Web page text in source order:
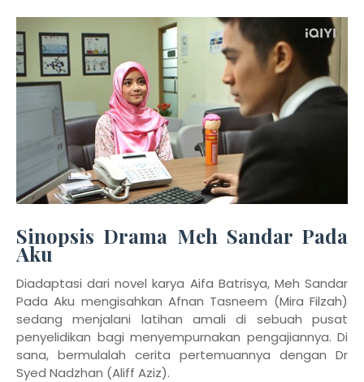
Sinopsis Drama Meh Sandar Pada
Aku
Diadaptasi dari novel karya Aifa Batrisya, Meh Sandar
Pada Aku mengisahkan Afnan Tasneem (Mira Filzah)
sedang menjalani latihan amali di sebuah pusat
penyelidikan bagi menyempurnakan pengajiannya. Di
sana, bermulalah cerita pertemuannya dengan Dr
Syed Nadzhan (Aliff Aziz).